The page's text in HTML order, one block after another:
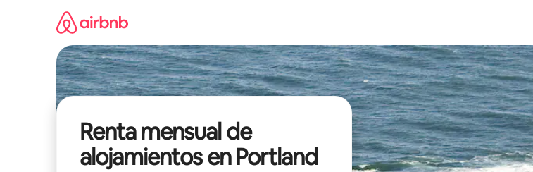
Renta mensual de
alojamientos en Portland